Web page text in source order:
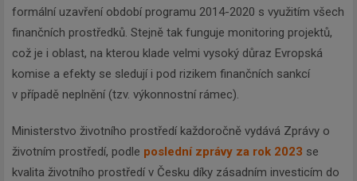
formální uzavření období programu 2014-2020 s využitím všech
finančních prostředků. Stejně tak funguje monitoring projektů,
což je i oblast, na kterou klade velmi vysoký důraz Evropská
komise a efekty se sledují i pod rizikem finančních sankcí
v případě neplnění (tzv. výkonnostní rámec).
Ministerstvo životního prostředí každoročně vydává Zprávy o
životním prostředí, podle poslední zprávy za rok 2023 se
kvalita životního prostředí v Česku díky zásadním investicím do